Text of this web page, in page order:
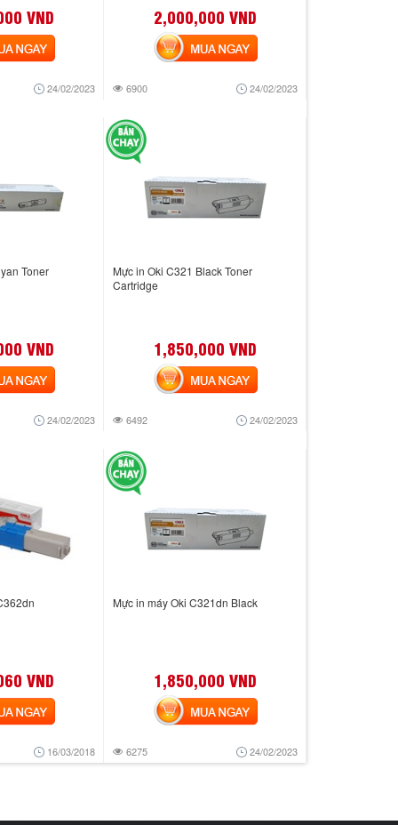
VND
24/02/2023
2,000,000 VND
6900 24/02/2023
MUA NGAY
Toner
VND
24/02/2023
Mực in Oki C321 Black Toner
Cartridge
1,850,000 VND
6492 24/02/2023
MUA NGAY
VND
16/03/2018
Mực in máy Oki C321dn Black
1,850,000 VND
6275 24/02/2023
MUA NGAY